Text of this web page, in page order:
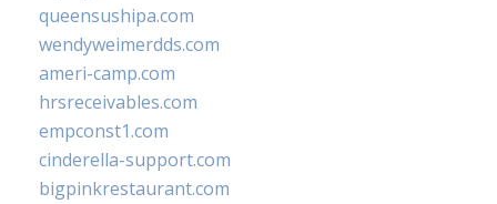
queensushipa.com
wendyweimerdds.com
ameri-camp.com
hrsreceivables.com
empconst1.com
cinderella-support.com
bigpinkrestaurant.com